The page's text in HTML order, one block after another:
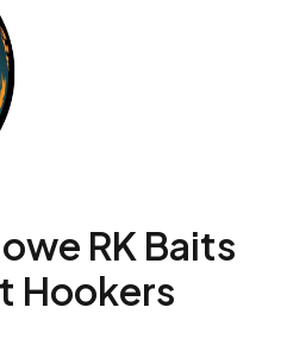
RK Baits
Hookers